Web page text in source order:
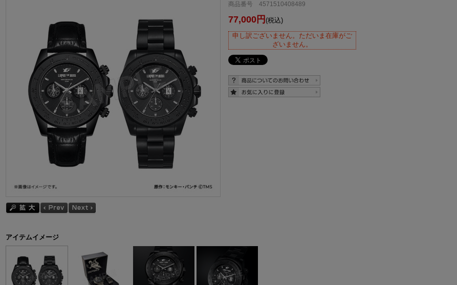
商品番号 4571510408489
77,000円 (税込)
申し訳ございません。ただいま在庫がご
ざいません。
アイテムイメージ